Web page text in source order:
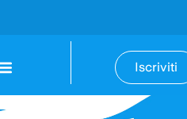
Iscriviti